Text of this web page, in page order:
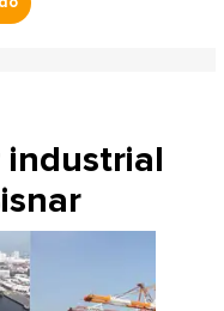
industrial